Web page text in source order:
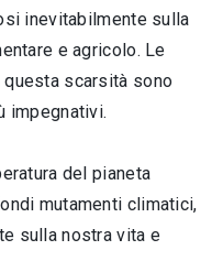
inevitabilmente sulla
e agricolo. Le
scarsità sono
impegnativi.
del pianeta
mutamenti climatici,
sulla nostra vita e